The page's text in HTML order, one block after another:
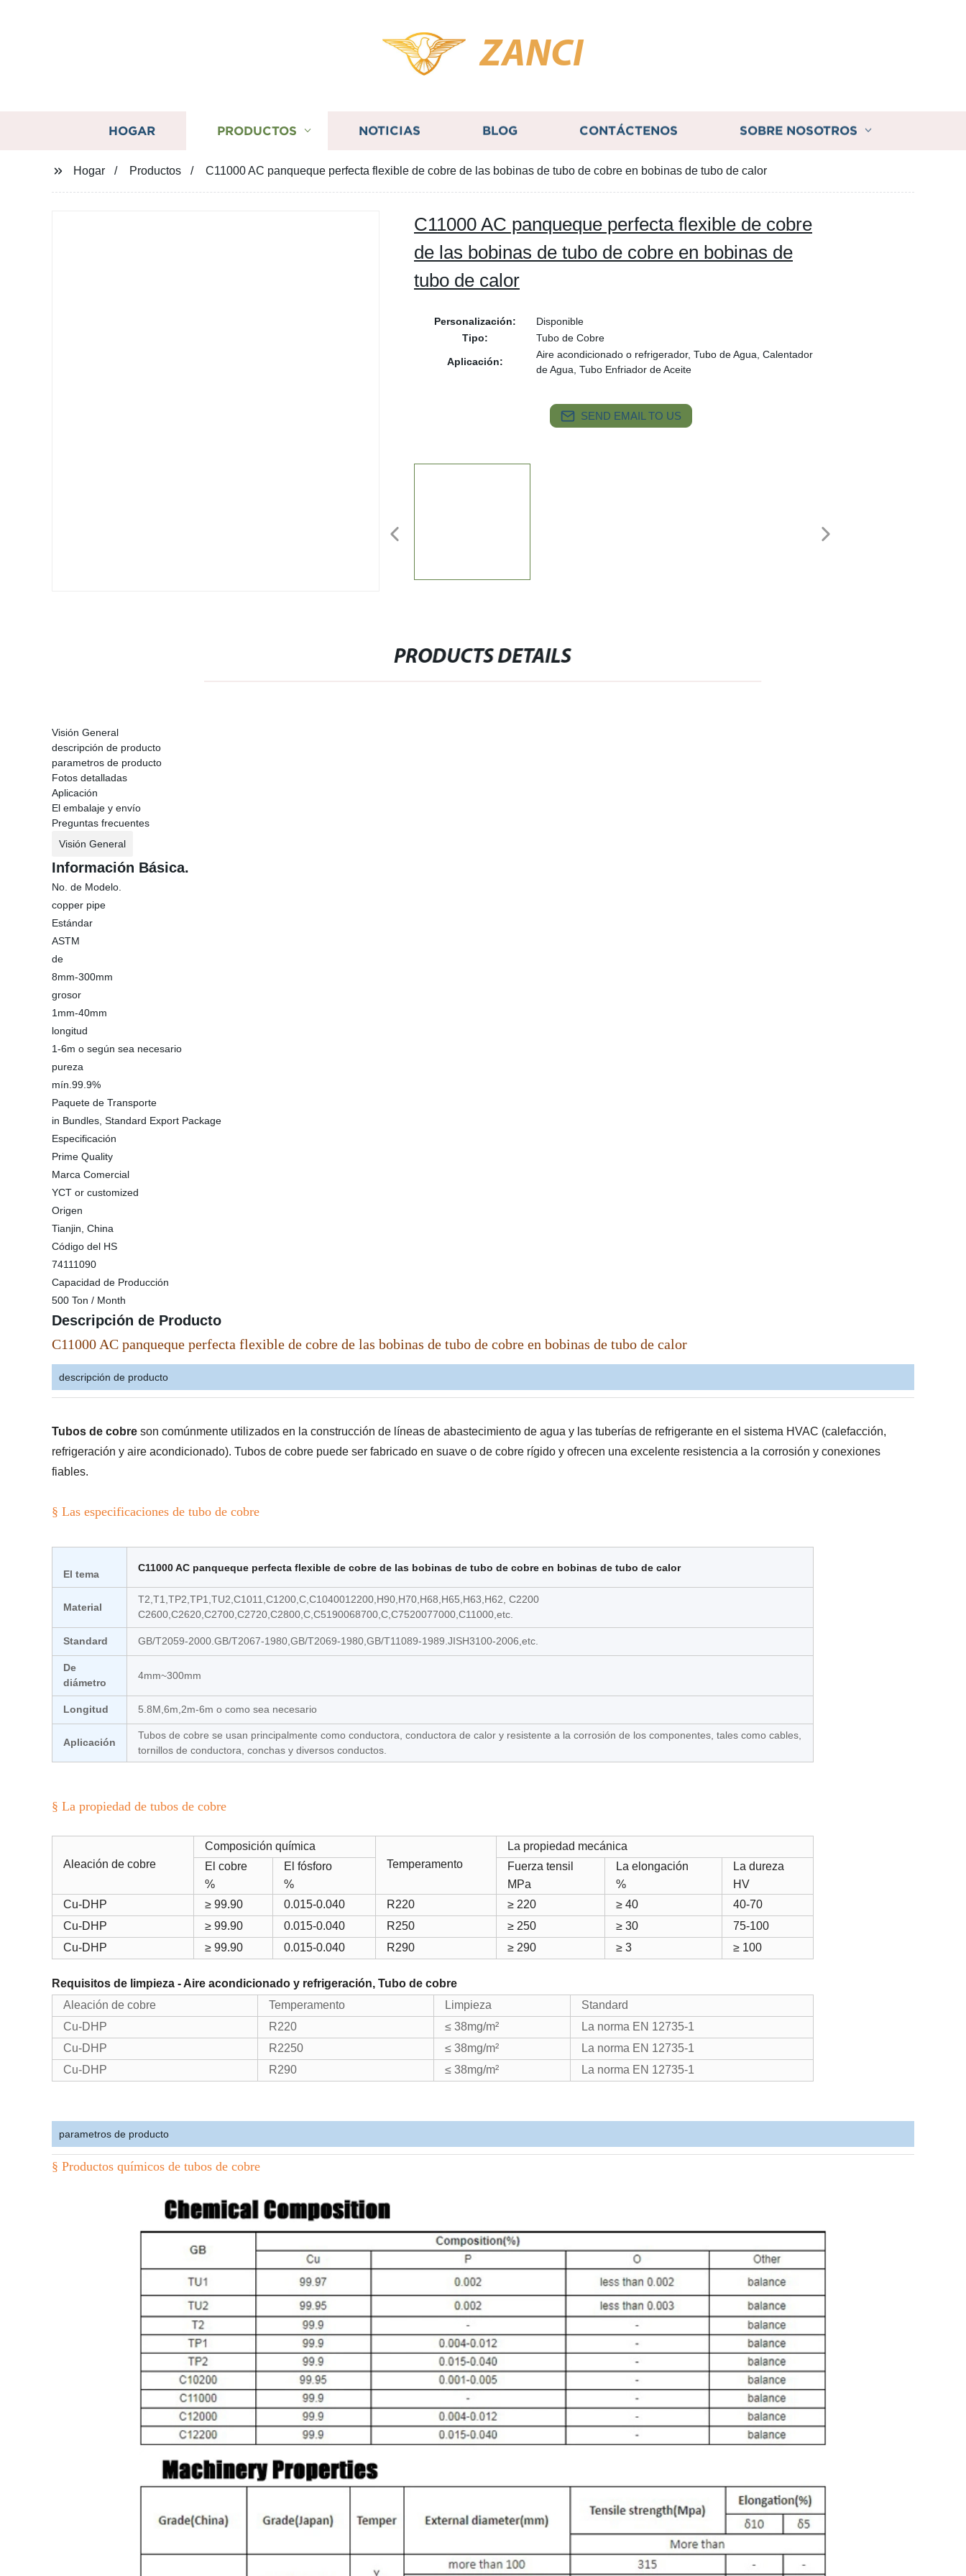
ZANCI
HOGAR PRODUCTOS NOTICIAS BLOG CONTÁCTENOS SOBRE NOSOTROS
Hogar Productos C11000 AC panqueque perfecta flexible de cobre de las bobinas de tubo de cobre en bobinas de tubo de calor
C11000 AC panqueque perfecta flexible de cobre
de las bobinas de tubo de cobre en bobinas de
tubo de calor
Personalización:
Disponible
Tipo:
Tubo de Cobre
Aplicación:
Aire acondicionado o refrigerador, Tubo de Agua, Calentador
de Agua, Tubo Enfriador de Aceite
SEND EMAIL TO US
PRODUCTS DETAILS
Visión General
descripción de producto
parametros de producto
Fotos detalladas
Aplicación
El embalaje y envío
Preguntas frecuentes
Visión General
Información Básica.
No. de Modelo.
copper pipe
Estándar
ASTM
de
8mm-300mm
grosor
1mm-40mm
longitud
1-6m o según sea necesario
pureza
mín.99.9%
Paquete de Transporte
in Bundles, Standard Export Package
Especificación
Prime Quality
Marca Comercial
YCT or customized
Origen
Tianjin, China
Código del HS
74111090
Capacidad de Producción
500 Ton / Month
Descripción de Producto
C11000 AC panqueque perfecta flexible de cobre de las bobinas de tubo de cobre en bobinas de tubo de calor
descripción de producto
Tubos de cobre son comúnmente utilizados en la construcción de líneas de abastecimiento de agua y las tuberías de refrigerante en el sistema HVAC (calefacción,
refrigeración y aire acondicionado). Tubos de cobre puede ser fabricado en suave o de cobre rígido y ofrecen una excelente resistencia a la corrosión y conexiones
fiables.
§ Las especificaciones de tubo de cobre
El tema
C11000 AC panqueque perfecta flexible de cobre de las bobinas de tubo de cobre en bobinas de tubo de calor
Material
T2,T1,TP2,TP1,TU2,C1011,C1200,C,C1040012200,H90,H70,H68,H65,H63,H62, C2200
C2600,C2620,C2700,C2720,C2800,C,C5190068700,C,C7520077000,C11000,etc.
Standard GB/T2059-2000.GB/T2067-1980,GB/T2069-1980,GB/T11089-1989.JISH3100-2006,etc.
De
diámetro
4mm~300mm
Longitud 5.8M,6m,2m-6m o como sea necesario
Aplicación
Tubos de cobre se usan principalmente como conductora, conductora de calor y resistente a la corrosión de los componentes, tales como cables,
tornillos de conductora, conchas y diversos conductos.
§ La propiedad de tubos de cobre
Aleación de cobre
Composición química
Temperamento
La propiedad mecánica
El cobre
%
El fósforo
%
Fuerza tensil
MPa
La elongación
%
La dureza
HV
Cu-DHP
≥ 99.90 0.015-0.040 R220 ≥ 220 ≥ 40
40-70
Cu-DHP
≥ 99.90 0.015-0.040 R250 ≥ 250 ≥ 30
75-100
Cu-DHP
≥ 99.90 0.015-0.040 R290 ≥ 290 ≥ 3 ≥ 100
Requisitos de limpieza - Aire acondicionado y refrigeración, Tubo de cobre
Aleación de cobre
Temperamento Limpieza
Standard
Cu-DHP
R220 ≤ 38mg/m²
La norma EN 12735-1
Cu-DHP
R2250 ≤ 38mg/m²
La norma EN 12735-1
Cu-DHP
R290 ≤ 38mg/m² La norma EN 12735-1
parametros de producto
§ Productos químicos de tubos de cobre